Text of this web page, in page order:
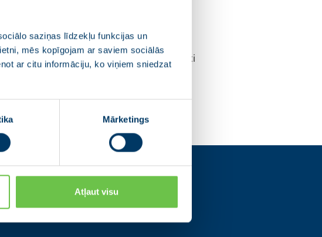
saziņas līdzekļu funkcijas un
mēs kopīgojam ar saviem sociālās
ar citu informāciju, ko viņiem sniedzat
Mārketings
Atļaut visu
Sniegsim pilnvērtīgu sociālo
centrā esošā pansionātā, nodrošinot
ģimenēm, personām ar invaliditāti
mums sociālajos tīklos un uzzini